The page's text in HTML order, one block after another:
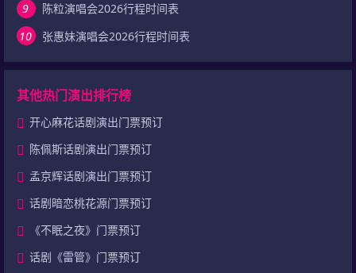
9
陈粒演唱会2026行程时间表
10
张惠妹演唱会2026行程时间表
其他热门演出排行榜
开心麻花话剧演出门票预订
陈佩斯话剧演出门票预订
孟京辉话剧演出门票预订
话剧暗恋桃花源门票预订
《不眠之夜》门票预订
话剧《雷管》门票预订